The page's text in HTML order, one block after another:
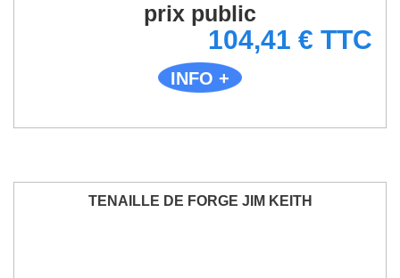
prix public
104,41 € TTC
INFO +
TENAILLE DE FORGE JIM KEITH